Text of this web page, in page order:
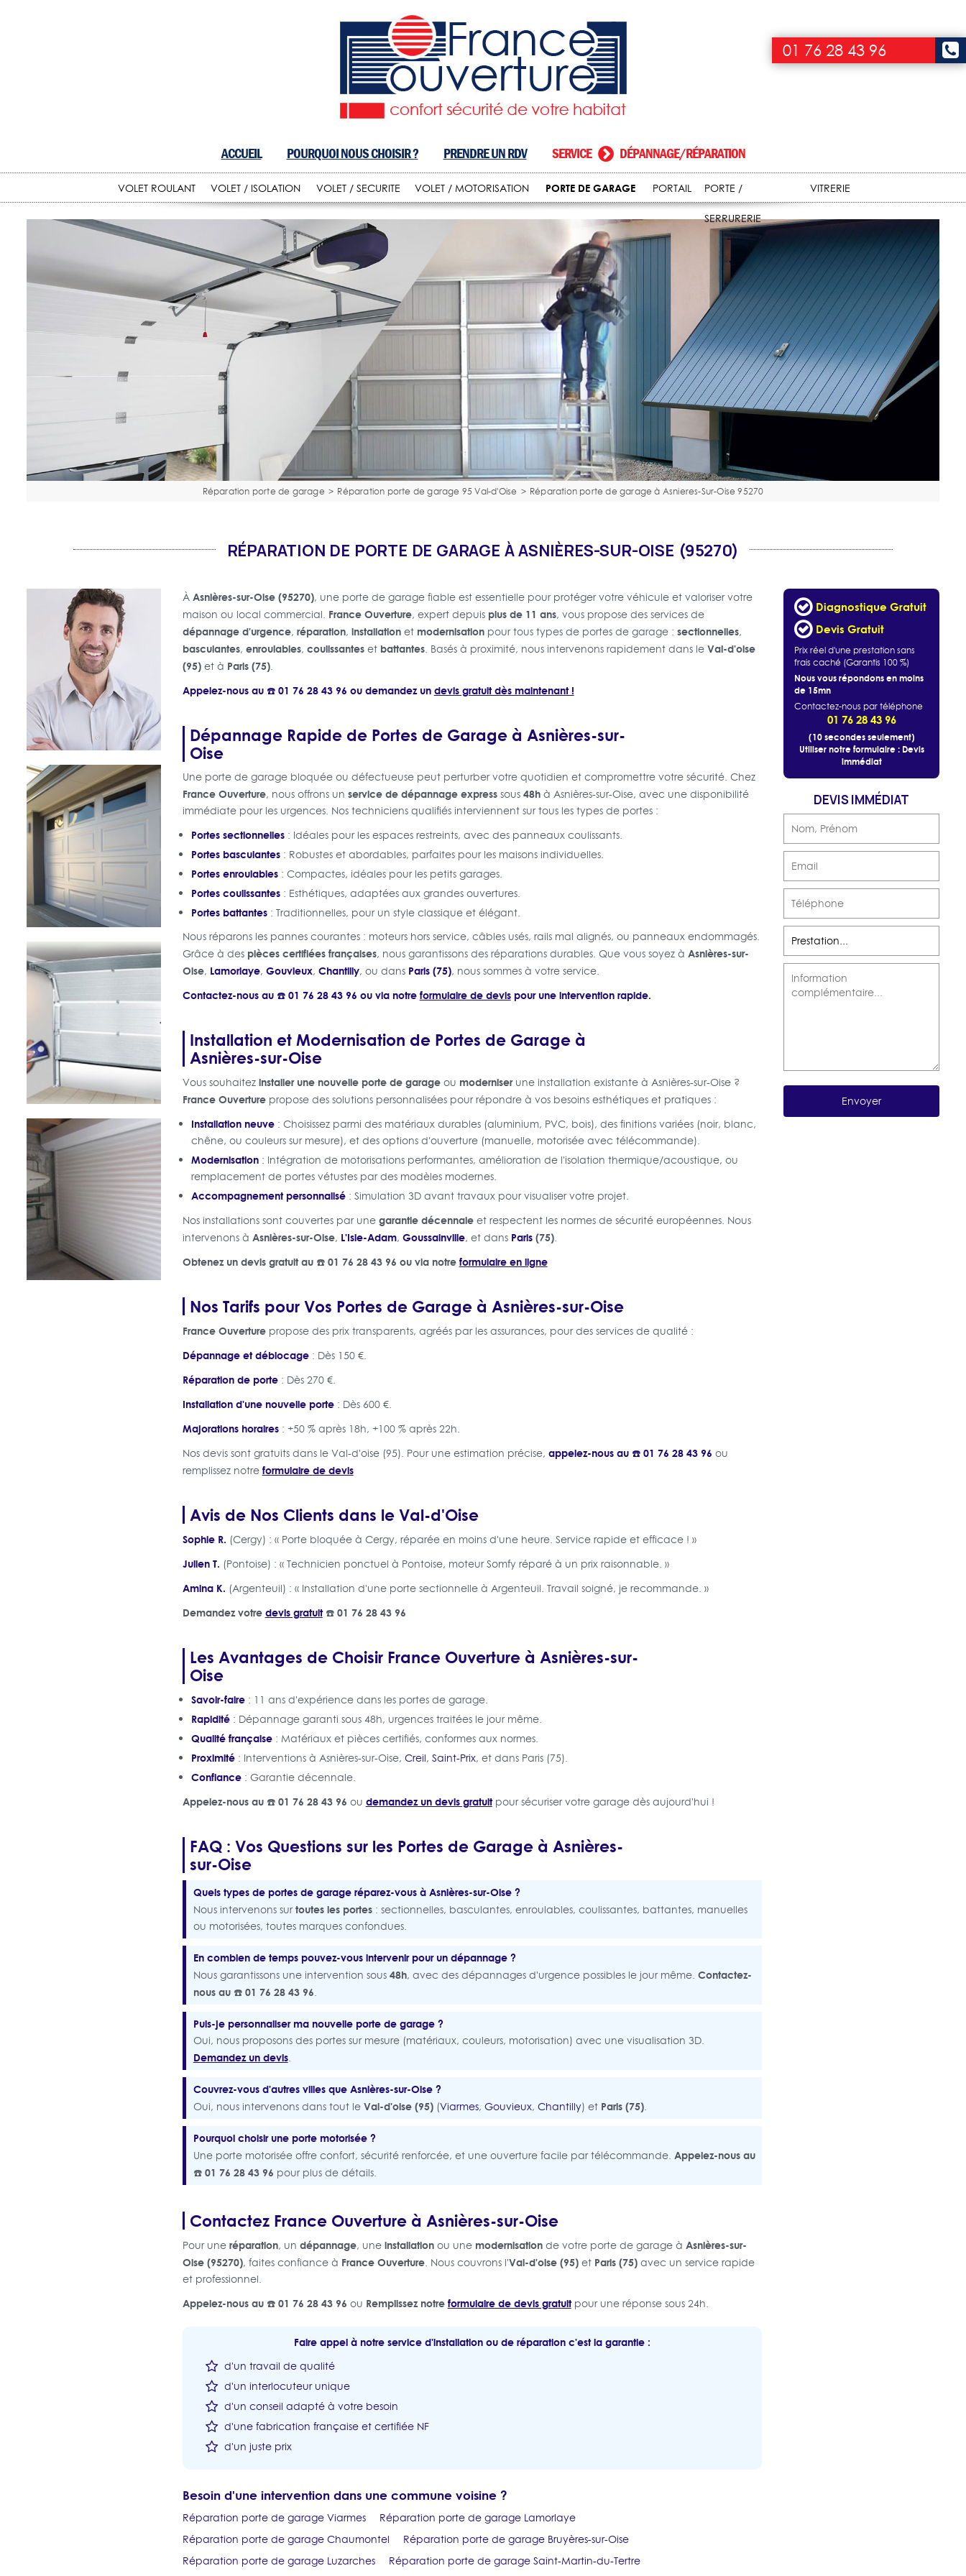
01 76 28 43 96
ACCUEIL POURQUOI NOUS CHOISIR ? PRENDRE UN RDV SERVICE DÉPANNAGE/RÉPARATION
VOLET ROULANT VOLET / ISOLATION VOLET / SECURITE VOLET / MOTORISATION PORTE DE GARAGE PORTAIL PORTE /
SERRURERIE
VITRERIE
Réparation porte de garage > Réparation porte de garage 95 Val-d'Oise > Réparation porte de garage à Asnieres-Sur-Oise 95270
RÉPARATION DE PORTE DE GARAGE À ASNIÈRES-SUR-OISE (95270)
À Asnières-sur-Oise (95270), une porte de garage fiable est essentielle pour protéger votre véhicule et valoriser votre
maison ou local commercial. France Ouverture, expert depuis plus de 11 ans, vous propose des services de
dépannage d'urgence, réparation, installationet modernisationpour tous types de portes de garage : sectionnelles,
basculantes, enroulables, coulissanteset battantes. Basés à proximité, nous intervenons rapidement dans le Val-d'oise
(95)et à Paris (75).
Appelez-nous au ☎️ 01 76 28 43 96 ou demandez undevis gratuit dès maintenant !
Dépannage Rapide de Portes de Garage à Asnières-sur-
Oise
Une porte de garage bloquée ou défectueuse peut perturber votre quotidien et compromettre votre sécurité. Chez
France Ouverture, nous offrons un service de dépannage expresssous 48hà Asnières-sur-Oise, avec une disponibilité
immédiate pour les urgences. Nos techniciens qualifiés interviennent sur tous les types de portes :
Portes sectionnelles: Idéales pour les espaces restreints, avec des panneaux coulissants.
Portes basculantes: Robustes et abordables, parfaites pour les maisons individuelles.
Portes enroulables: Compactes, idéales pour les petits garages.
Portes coulissantes: Esthétiques, adaptées aux grandes ouvertures.
Portes battantes: Traditionnelles, pour un style classique et élégant.
Nous réparons les pannes courantes : moteurs hors service, câbles usés, rails mal alignés, ou panneaux endommagés.
Grâce à des pièces certifiées françaises, nous garantissons des réparations durables. Que vous soyez à Asnières-sur-
Oise, Lamorlaye, Gouvieux, Chantilly, ou dans Paris (75), nous sommes à votre service.
Contactez-nous au ☎️ 01 76 28 43 96 ou via notreformulaire de devispour une intervention rapide.
Installation et Modernisation de Portes de Garage à
Asnières-sur-Oise
Vous souhaitez installer une nouvelle porte de garageou moderniserune installation existante à Asnières-sur-Oise ?
France Ouverturepropose des solutions personnalisées pour répondre à vos besoins esthétiques et pratiques :
Installation neuve: Choisissez parmi des matériaux durables (aluminium, PVC, bois), des finitions variées (noir, blanc,
chêne, ou couleurs sur mesure), et des options d'ouverture (manuelle, motorisée avec télécommande).
Modernisation: Intégration de motorisations performantes, amélioration de l'isolation thermique/acoustique, ou
remplacement de portes vétustes par des modèles modernes.
Accompagnement personnalisé: Simulation 3D avant travaux pour visualiser votre projet.
Nos installations sont couvertes par une garantie décennaleet respectent les normes de sécurité européennes. Nous
intervenons à Asnières-sur-Oise, L'Isle-Adam, Goussainville, et dans Paris(75).
Obtenez un devis gratuit au ☎️ 01 76 28 43 96 ou via notreformulaire en ligne
Nos Tarifs pour Vos Portes de Garage à Asnières-sur-Oise
France Ouverturepropose des prix transparents, agréés par les assurances, pour des services de qualité :
Dépannage et déblocage: Dès 150 €.
Réparation de porte: Dès 270 €.
Installation d'une nouvelle porte: Dès 600 €.
Majorations horaires: +50 % après 18h, +100 % après 22h.
Nos devis sont gratuits dans le Val-d'oise (95). Pour une estimation précise, appelez-nous au ☎️ 01 76 28 43 96 ou
remplissez notre formulaire de devis
Avis de Nos Clients dans le Val-d'Oise
Sophie R. (Cergy) : « Porte bloquée à Cergy, réparée en moins d'une heure. Service rapide et efficace ! »
Julien T. (Pontoise) : « Technicien ponctuel à Pontoise, moteur Somfy réparé à un prix raisonnable. »
Amina K. (Argenteuil) : « Installation d'une porte sectionnelle à Argenteuil. Travail soigné, je recommande. »
Demandez votredevis gratuit☎️ 01 76 28 43 96
Les Avantages de Choisir France Ouverture à Asnières-sur-
Oise
Savoir-faire: 11 ans d'expérience dans les portes de garage.
Rapidité: Dépannage garanti sous 48h, urgences traitées le jour même.
Qualité française: Matériaux et pièces certifiés, conformes aux normes.
Proximité: Interventions à Asnières-sur-Oise, Creil, Saint-Prix, et dans Paris (75).
Confiance: Garantie décennale.
Appelez-nous au ☎️ 01 76 28 43 96 ou demandez un devis gratuitpour sécuriser votre garage dès aujourd'hui !
FAQ : Vos Questions sur les Portes de Garage à Asnières-
sur-Oise
Quels types de portes de garage réparez-vous à Asnières-sur-Oise ?
Nous intervenons surtoutes les portes: sectionnelles, basculantes, enroulables, coulissantes, battantes, manuelles
ou motorisées, toutes marques confondues.
En combien de temps pouvez-vous intervenir pour un dépannage ?
Nous garantissons une intervention sous 48h, avec des dépannages d'urgence possibles le jour même. Contactez-
nous au ☎️ 01 76 28 43 96.
Puis-je personnaliser ma nouvelle porte de garage ?
Oui, nous proposons des portes sur mesure (matériaux, couleurs, motorisation) avec une visualisation 3D.
Demandez un devis.
Couvrez-vous d'autres villes que Asnières-sur-Oise ?
Oui, nous intervenons dans tout le Val-d'oise (95)(Viarmes, Gouvieux, Chantilly) et Paris (75).
Pourquoi choisir une porte motorisée ?
Une porte motorisée offre confort, sécurité renforcée, et une ouverture facile par télécommande. Appelez-nous au
☎️ 01 76 28 43 96 pour plus de détails.
Contactez France Ouverture à Asnières-sur-Oise
Pour une réparation, un dépannage, une installationou une modernisationde votre porte de garage à Asnières-sur-
Oise (95270), faites confiance à France Ouverture. Nous couvrons l'Val-d'oise (95)et Paris (75)avec un service rapide
et professionnel.
Appelez-nous au ☎️ 01 76 28 43 96 ou Remplissez notreformulaire de devis gratuitpour une réponse sous 24h.
Faire appel à notre service d'installation ou de réparation c'est la garantie :
d'un travail de qualité
d'un interlocuteur unique
d'un conseil adapté à votre besoin
d'une fabrication française et certifiée NF
d'un juste prix
Besoin d'une intervention dans une commune voisine ?
Réparation porte de garage Viarmes
Réparation porte de garage Lamorlaye
Réparation porte de garage Chaumontel
Réparation porte de garage Bruyères-sur-Oise
Réparation porte de garage Luzarches
Réparation porte de garage Saint-Martin-du-Tertre
Diagnostique Gratuit
Devis Gratuit
Prix réel d'une prestation sans
frais caché (Garantis 100 %)
Nous vous répondons en moins
de 15mn
Contactez-nous par téléphone
01 76 28 43 96
(10 secondes seulement)
Utiliser notre formulaire : Devis
immédiat
DEVIS IMMÉDIAT